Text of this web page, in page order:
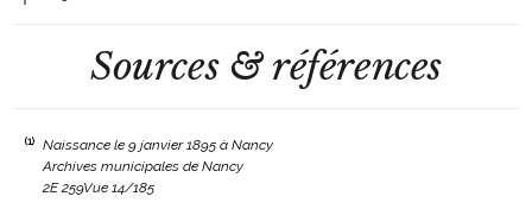
Sources & références
(1)
Naissance le 9 janvier 1895 à Nancy
Archives municipales de Nancy
2E 259Vue 14/185